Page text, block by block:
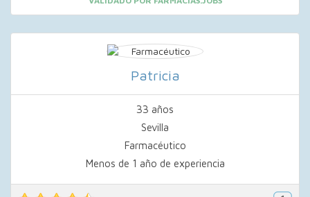
Patricia
33 años
Sevilla
Farmacéutico
Menos de 1 año de experiencia